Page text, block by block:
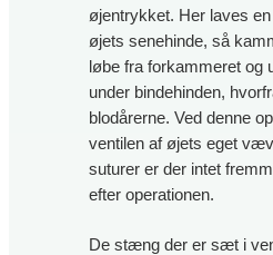
øjentrykket. Her laves en
øjets senehinde, så
løbe fra forkammeret og
under bindehinden,
blodårerne. Ved denne
ventilen af øjets eget
suturer er der intet
efter operationen.
De stæng der er sæt i